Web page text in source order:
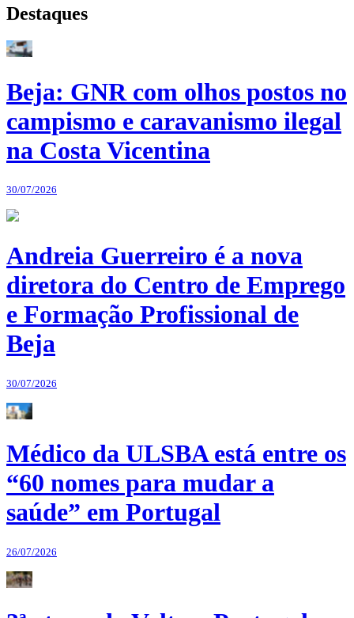
Destaques
Beja: GNR com olhos postos no
campismo e caravanismo ilegal
na Costa Vicentina
30/07/2026
Andreia Guerreiro é a nova
diretora do Centro de Emprego
e Formação Profissional de
Beja
30/07/2026
Médico da ULSBA está entre os
“60 nomes para mudar a
saúde” em Portugal
26/07/2026